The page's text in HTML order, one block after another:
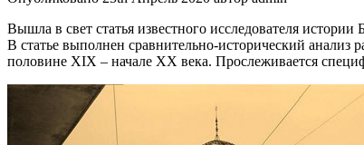
Вышла в свет статья известного исследователя
В статье выполнен сравнительно-исторический
половине XIX – начале ХХ века. Прослеживается